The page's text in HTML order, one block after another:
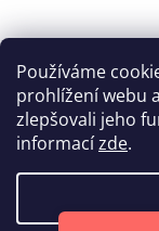
Používáme
prohlížení webu
zlepšovali jeho
informacízde.